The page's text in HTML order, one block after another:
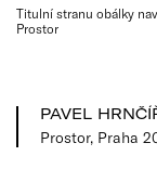
Titulní stranu obálky
Prostor
PAVEL
Prostor, Praha